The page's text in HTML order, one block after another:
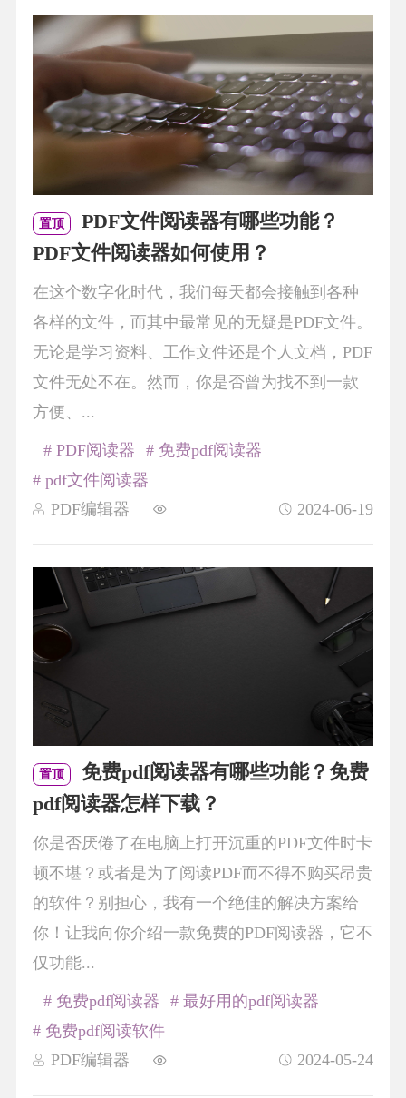
置顶
PDF文件阅读器有哪些功能？
PDF文件阅读器如何使用？
在这个数字化时代，我们每天都会接触到各种
各样的文件，而其中最常见的无疑是PDF文件。
无论是学习资料、工作文件还是个人文档，PDF
文件无处不在。然而，你是否曾为找不到一款
方便、...
PDF编辑器 2024-06-19
# PDF阅读器
# 免费pdf阅读器
# pdf文件阅读器
置顶
免费pdf阅读器有哪些功能？免费
pdf阅读器怎样下载？
你是否厌倦了在电脑上打开沉重的PDF文件时卡
顿不堪？或者是为了阅读PDF而不得不购买昂贵
的软件？别担心，我有一个绝佳的解决方案给
你！让我向你介绍一款免费的PDF阅读器，它不
仅功能...
PDF编辑器 2024-05-24
# 免费pdf阅读器
# 最好用的pdf阅读器
# 免费pdf阅读软件